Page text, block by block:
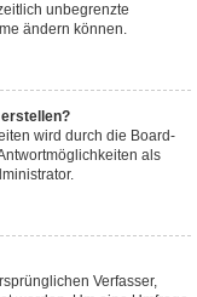
unbegrenzte
ändern können.
wird durch die Board-
als
Verfasser,